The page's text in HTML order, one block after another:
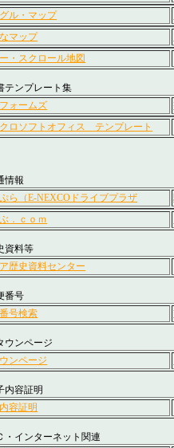
ル・マップ
マップ
・スクロール地図
テンプレート集
ォームズ
ロソフトオフィス テンプレート
情報
ら（E-NEXCOドライブプラザ
．ｃｏｍ
資料等
歴史資料センター
番号
号検索
ウンページ
ンページ
内容証明
容証明
・インターネット関連